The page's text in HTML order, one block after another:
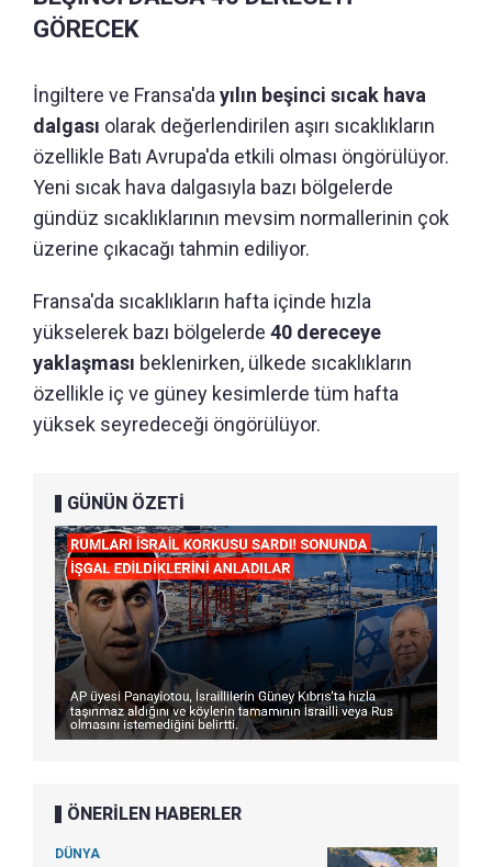
GÖRECEK
İngiltere ve Fransa'da yılın beşinci sıcak hava
dalgası olarak değerlendirilen aşırı sıcaklıkların
özellikle Batı Avrupa'da etkili olması öngörülüyor.
Yeni sıcak hava dalgasıyla bazı bölgelerde
gündüz sıcaklıklarının mevsim normallerinin çok
üzerine çıkacağı tahmin ediliyor.
Fransa'da sıcaklıkların hafta içinde hızla
yükselerek bazı bölgelerde 40 dereceye
yaklaşması beklenirken, ülkede sıcaklıkların
özellikle iç ve güney kesimlerde tüm hafta
yüksek seyredeceği öngörülüyor.
GÜNÜN ÖZETİ
ÖNERİLEN HABERLER
DÜNYA